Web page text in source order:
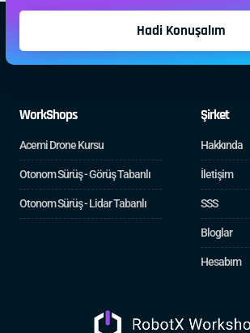
Hadi Konuşalım
WorkShops
Acemi Drone Kursu
Otonom Sürüş - Görüş Tabanlı
Otonom Sürüş - Lidar Tabanlı
Şirket
Hakkında
İletişim
SSS
Bloglar
Hesabım